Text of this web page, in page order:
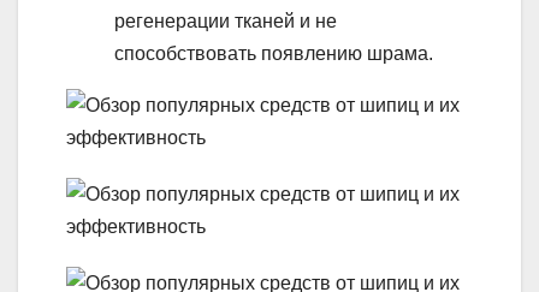
регенерации тканей и не
способствовать появлению шрама.